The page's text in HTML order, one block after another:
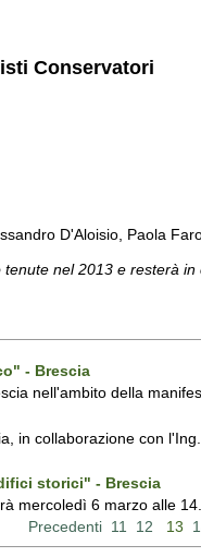
Conservatori
D'Aloisio, Paola
nel 2013 e resterà
- Brescia
nell'ambito della
in collaborazione con
storici" - Brescia
mercoledì 6 marzo alle
Precedenti 11 12 13